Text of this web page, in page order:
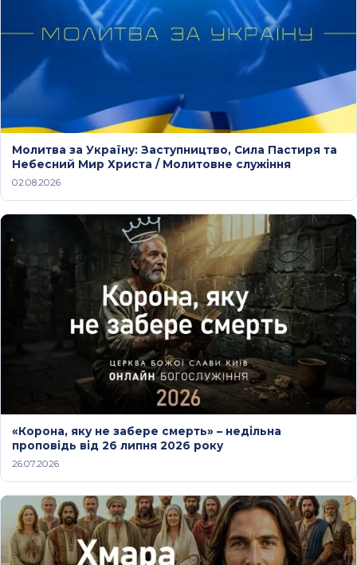
Молитва за Україну: Заступництво, Сила Пастиря та
Небесний Мир Христа / Молитовне служіння
02.08.2026
«Корона, яку не забере смерть» – недільна
проповідь від 26 липня 2026 року
26.07.2026